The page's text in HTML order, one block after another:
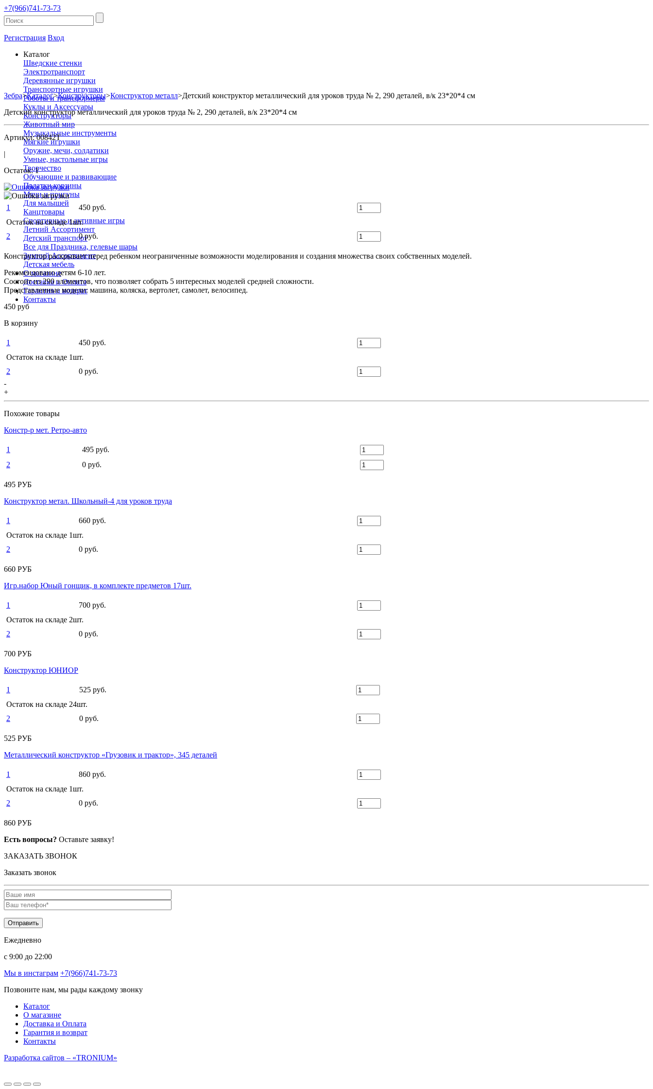
+7(966)741-73-73
Регистрация Вход
Каталог
Шведские стенки
Электротранспорт
Деревянные игрушки
Транспортные игрушки
Роботы и трансформеры
Куклы и Аксессуары
Конструкторы
Животный мир
Музыкальные инструменты
Мягкие игрушки
Оружие, мечи, солдатики
Умные, настольные игры
Творчество
Обучающие и развивающие
Палатки,корзины
Мячи и пригуны
Для малышей
Канцтовары
Спортивные и активные игры
Летний Ассортимент
Детский транспорт
Все для Праздника, гелевые шары
Зимний Ассортимент
Детская мебель
О магазине
Доставка и Оплата
Гарантия и возврат
Контакты
Зебра>Каталог>Конструкторы>Конструктор металл>Детский конструктор металлический для уроков труда № 2, 290 деталей, в/к 23*20*4 см
Детский конструктор металлический для уроков труда № 2, 290 деталей, в/к 23*20*4 см
Артикул: 00842T
|
Остаток: 1
1
450 руб.
Остаток на складе 1шт.
2
0 руб.
Конструктор раскрывает перед ребенком неограниченные возможности моделирования и создания множества своих собственных моделей.
Рекомендовано детям 6-10 лет.
Состоит из 290 элементов, что позволяет собрать 5 интересных моделей средней сложности.
Представленные модели: машина, коляска, вертолет, самолет, велосипед.
450 руб
В корзину
1
450 руб.
Остаток на складе 1шт.
2
0 руб.
-
+
Похожие товары
Констр-р мет. Ретро-авто
1
495 руб.
2
0 руб.
495 РУБ
Конструктор метал. Школьный-4 для уроков труда
1
660 руб.
Остаток на складе 1шт.
2
0 руб.
660 РУБ
Игр.набор Юный гонщик, в комплекте предметов 17шт.
1
700 руб.
Остаток на складе 2шт.
2
0 руб.
700 РУБ
Конструктор ЮНИОР
1
525 руб.
Остаток на складе 24шт.
2
0 руб.
525 РУБ
Металлический конструктор «Грузовик и трактор», 345 деталей
1
860 руб.
Остаток на складе 1шт.
2
0 руб.
860 РУБ
Есть вопросы? Оставьте заявку!
ЗАКАЗАТЬ ЗВОНОК
Заказать звонок
Ежедневно
c 9:00 до 22:00
Мы в инстаграм +7(966)741-73-73
Позвоните нам, мы рады каждому звонку
Каталог
О магазине
Доставка и Оплата
Гарантия и возврат
Контакты
Разработка сайтов – «TRONIUM»